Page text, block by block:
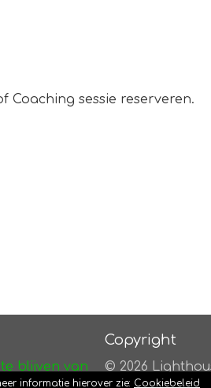
Coaching sessie reserveren.
informatie hierover zie: Cookiebeleid
blijven van
Copyright
© 2026